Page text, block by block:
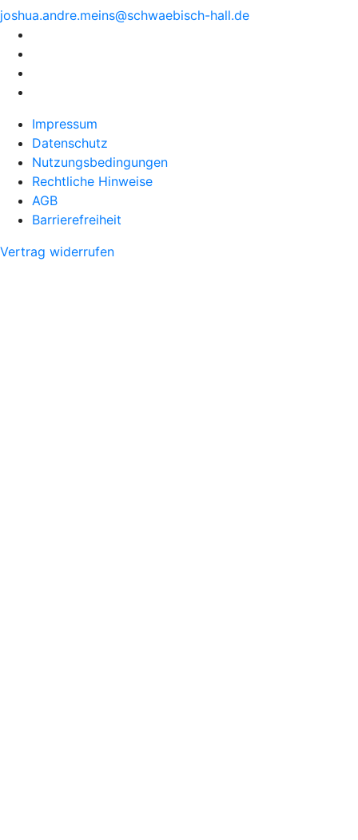
joshua.andre.meins@schwaebisch-hall.de
Impressum
Datenschutz
Nutzungsbedingungen
Rechtliche Hinweise
AGB
Barrierefreiheit
Vertrag widerrufen